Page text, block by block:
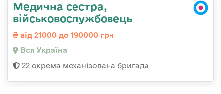
Медична сестра,
військовослужбовець
від 21000 до 190000 грн
Вся Україна
22 окрема механізована бригада